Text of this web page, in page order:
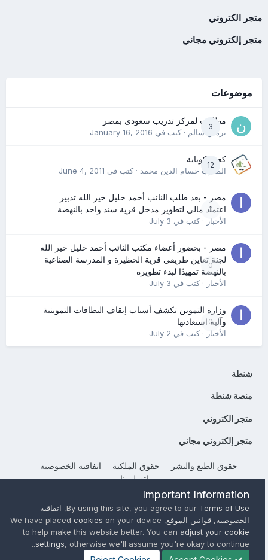
متجر الكتروني
متجر إلكتروني مجاني
موضوعات
3
مطلوب لمركز تدريب سعودى بمصر
نرمين سالم· كتب في January 16, 2016
12
كعب كوباية
المدرب حسام الدين محمد· كتب في June 4, 2011
0
مصر - بعد طلب النائب أحمد خليل خير الله تدبير
اعتماد مالي لتطوير مدخل قرية سند واحد بالنهضة
الأخبار· كتب في July 3
0
مصر - بحضور أعضاء مكتب النائب أحمد خليل خير الله
لجنة تعاين طريقي قرية الحظيرة و المدرسة الصناعية
بالنهضة تمهيدًا لبدء تطويره
الأخبار· كتب في July 3
0
وزارة التموين تكشف أسباب إيقاف البطاقات التموينية
وآلية استعادتها
الأخبار· كتب في July 2
شنطة
منصة شنطة
متجر الكتروني
متجر إلكتروني مجاني
حقوق الطبع والنشر حقوق الملكية
اتفاقيه الخصوصيه
إتصل بنا
Powered by Invision CommunityImportant Information
By using this site, you agree to ourTerms of Use
, اتفاقيه
الخصوصيه, قوانين الموقع, We have placed
cookies on your device
to help make this website better. You canadjust your cookie
settings , otherwise we'll assume you're okay to continue..